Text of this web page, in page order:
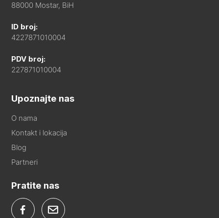
88000 Mostar, BiH
ID broj:
4227871010004
PDV broj:
227871010004
Upoznajte nas
O nama
Kontakt i lokacija
Blog
Partneri
Pratite nas